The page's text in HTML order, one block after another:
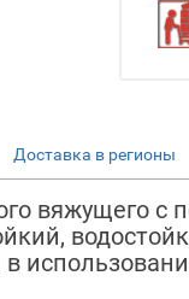
Доставка в регионы
вяжущего